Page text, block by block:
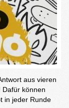
aus vieren
Dafür können
in jeder Runde